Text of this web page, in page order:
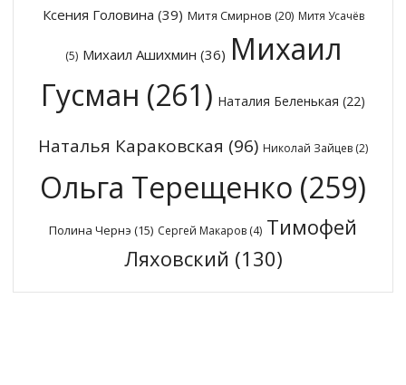
Ксения Головина (39) Митя Смирнов (20) Митя Усачёв
(5) Михаил Ашихмин (36) Михаил
Гусман (261) Наталия Беленькая (22)
Наталья Караковская (96) Николай Зайцев (2)
Ольга Терещенко (259)
Полина Чернэ (15) Сергей Макаров (4) Тимофей
Ляховский (130)